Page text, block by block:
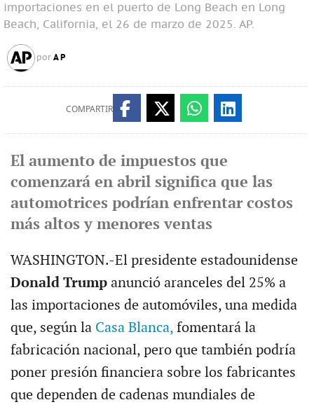
importaciones en el puerto de Long Beach en Long
Beach, California, el 26 de marzo de 2025. AP.
por AP
COMPARTIR
El aumento de impuestos que
comenzará en abril significa que las
automotrices podrían enfrentar costos
más altos y menores ventas
WASHINGTON.-El presidente estadounidense
Donald Trumpanunció aranceles del 25% a
las importaciones de automóviles, una medida
que, según la Casa Blanca,fomentará la
fabricación nacional, pero que también podría
poner presión financiera sobre los fabricantes
que dependen de cadenas mundiales de